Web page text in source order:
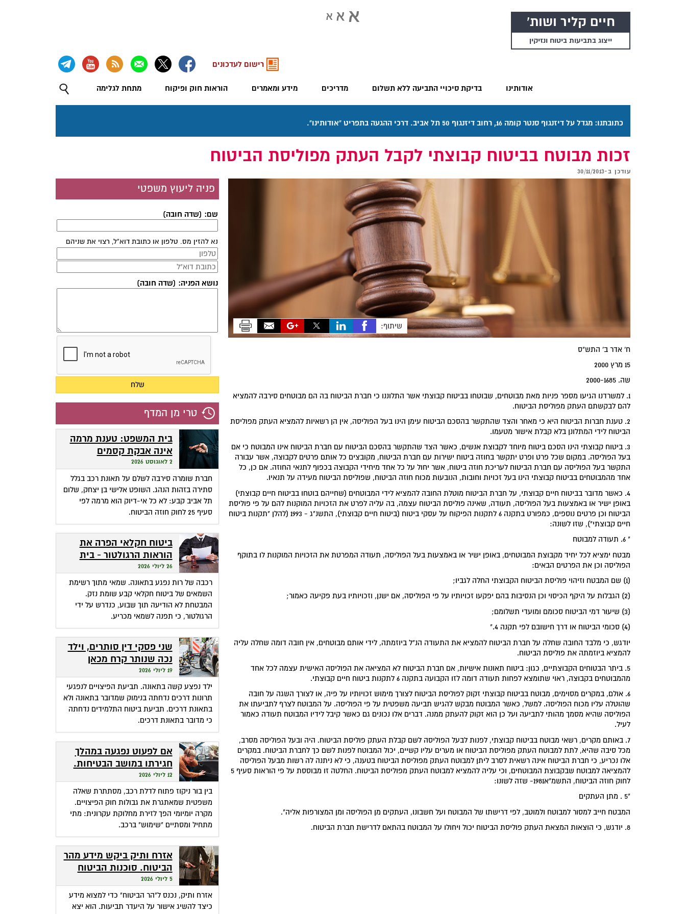
חיים קליר ושות'
ייצוג בתביעות ביטוח ונזיקין
אודותינו בדיקת סיכויי התביעה ללא תשלום מדריכים מידע ומאמרים הוראות חוק ופיקוח מתחת לגלימה
רישום לעדכונים
כתובתנו: מגדל על דיזנגוף סנטר קומה 16, רחוב דיזנגוף 50 תל אביב. דרכי ההגעה בתפריט "אודותינו".
זכות מבוטח בביטוח קבוצתי לקבל העתק מפוליסת הביטוח
עודכן ב-30/11/2013
שיתוף:
ח' אדר ב' התש"ס
15 מרץ 2000
שה. 2000-1685
1. למשרדנו הגיעו מספר פניות מאת מבוטחים, שבוטחו בביטוח קבוצתי אשר התלוננו כי חברת הביטוח בה הם מבוטחים סירבה להמציא
להם לבקשתם העתק מפוליסת הביטוח.
2. טענת חברות הביטוח היא כי מאחר והצד שהתקשר בהסכם הביטוח עימן הינו בעל הפוליסה, אין הן רשאיות להמציא העתק מפוליסת
הביטוח לידי המתלונן בלא קבלת אישור מטעמו.
3. ביטוח קבוצתי הינו הסכם ביטוח מיוחד לקבוצת אנשים, כאשר הצד שהתקשר בהסכם הביטוח עם חברת הביטוח אינו המבוטח כי אם
בעל הפוליסה. במקום שכל פרט ופרט יתקשר בחוזה ביטוח ישירות עם חברת הביטוח, מקובצים כל אותם פרטים לקבוצה, אשר עבורה
התקשר בעל הפוליסה עם חברת הביטוח לעריכת חוזה ביטוח, אשר יחול על כל אחד מיחידי הקבוצה בכפוף לתנאי החוזה. אם כן, כל
אחד מהמבוטחים בביטוח קבוצתי הינו בעל זכויות וחובות, הנובעות מכוח חוזה הביטוח, שפוליסת הביטוח מעידה על תנאיו.
4. כאשר מדובר בביטוח חיים קבוצתי, על חברת הביטוח מוטלת החובה להמציא לידי המבוטחים (שחייהם בוטחו בביטוח חיים קבוצתי)
באופן ישיר או באמצעות בעל הפוליסה, תעודה, שאינה פוליסת הביטוח עצמה, בה עליה לפרט את הזכויות המוקנות להם על פי פוליסת
הביטוח וכן פרטים נוספים, כמפורט בתקנה 6 לתקנות הפיקוח על עסקי ביטוח (ביטוח חיים קבוצתי), התשנ"ג - 1993 (להלן "תקנות ביטוח
חיים קבוצתי"), שזו לשונה:
" 6. תעודה למבוטח
מבטח ימציא לכל יחיד מקבוצת המבוטחים, באופן ישיר או באמצעות בעל הפוליסה, תעודה המפרטת את הזכויות המוקנות לו בתוקף
הפוליסה וכן את הפרטים הבאים:
(1) שם המבטח וזיהוי פוליסת הביטוח הקבוצתי החלה לגביו;
(2) הגבלות על היקף הכיסוי וכן הנסיבות בהם יפקעו זכויותיו על פי הפוליסה, אם ישנן, וזכויותיו בעת פקיעה כאמור;
(3) שיעור דמי הביטוח סכומם ומועדי תשלומם;
(4) סכומי הביטוח או דרך חישובם לפי תקנה 4."
יודגש, כי מלבד החובה שחלה על חברת הביטוח להמציא את התעודה הנ"ל ביוזמתה, לידי אותם מבוטחים, אין חובה דומה שחלה עליה
להמציא ביוזמתה את פוליסת הביטוח.
5. ביתר הבטוחים הקבוצתיים, כגון: ביטוח תאונות אישיות, אם חברת הביטוח לא המציאה את הפוליסה האישית עצמה לכל אחד
מהמבוטחים בקבוצה, ראוי שתומצא לפחות תעודה דומה לזו הקבועה בתקנה 6 לתקנות ביטוח חיים קבוצתי.
6. אולם, במקרים מסוימים, מבוטח בביטוח קבוצתי זקוק לפוליסת הביטוח לצורך מימוש זכויותיו על פיה, או לצורך השגה על חובה
שהוטלה עליו מכוח הפוליסה. למשל, כאשר המבוטח מבקש להגיש תביעה משפטית על פי הפוליסה. על המבוטח לצרף לתביעתו את
הפוליסה שהיא מסמך מהותי לתביעה ועל כן הוא זקוק להעתק ממנה. דברים אלו נכונים גם כאשר קיבל לידיו המבוטח תעודה כאמור
לעיל.
7. באותם מקרים, רשאי מבוטח בביטוח קבוצתי, לפנות לבעל הפוליסה לשם קבלת העתק פוליסת הביטוח. היה ובעל הפוליסה מסרב,
מכל סיבה שהיא, לתת למבוטח העתק מפוליסת הביטוח או מערים עליו קשיים, יכול המבוטח לפנות לשם כך לחברת הביטוח. במקרים
אלו נכריע, כי חברת הביטוח אינה רשאית לסרב ליתן למבוטח העתק מפוליסת הביטוח בטענה, כי לא ניתנה לה רשות מבעל הפוליסה
להמציאה למבוטח שבקבוצת המבוטחים, וכי עליה להמציא למבוטח העתק מפוליסת הביטוח. החלטה זו מבוססת על פי הוראות סעיף 5
לחוק חוזה הביטוח, התשמ"א1981- שזה לשונו:
"5 . מתן העתקים
המבטח חייב למסור למבוטח ולמוטב, לפי דרישתו של המבוטח ועל חשבונו, העתקים מן הפוליסה ומן המצורפות אליה".
8. יודגש, כי הוצאות המצאת העתק פוליסת הביטוח יכול ויחולו על המבוטח בהתאם לדרישת חברת הביטוח.
פניה ליעוץ משפטי
שם: (שדה חובה)
נא להזין מס. טלפון או כתובת דוא"ל, רצוי את שניהם
נושא הפניה: (שדה חובה)
טרי מן המדף
בית המשפט: טענת מרמה
אינה אבקת קסמים
שהופכת אי-דיוק לפטור
מתשלום
2 לאוגוסט 2026
חברת שומרה סירבה לשלם על תאונת רכב בגלל
סתירה בזהות הנהג. השופט אלישי בן יצחק, שלום
תל אביב קבע: לא כל אי-דיוק הוא מרמה לפי
סעיף 25 לחוק חוזה הביטוח.
ביטוח חקלאי הפרה את
הוראות הרגולטור - בית
המשפט חילץ אותה
26 ליולי 2026
רכבה של רות נפגע בתאונה. שמאי מתוך רשימת
השמאים של ביטוח חקלאי קבע שומת נזק.
המבטחת לא הודיעה תוך שבוע, כנדרש על ידי
הרגולטור, כי תפנה לשמאי מכריע.
שני פסקי דין סותרים, וילד
נכה שנותר קרח מכאן
ומכאן
19 ליולי 2026
ילד נפצע קשה בתאונה. תביעת הפיצויים לנפגעי
תרונות דרכים נדחתה בנימוק שמדובר בתאונה ולא
בתאונת דרכים. תביעת ביטוח התלמידים נדחתה
כי מדובר בתאונת דרכים.
אם לפעוט נפגעה במהלך
חגירתו במושב הבטיחות.
האם זכאית לפיצויים?
12 ליולי 2026
בין בור ניקוז פתוח לדלת רכב, מסתתרת שאלה
משפטית שמאתגרת את גבולות חוק הפיצויים.
מקרה יומיומי הפך לזירת מחלוקת עקרונית: מתי
מתחיל ומסתיים "שימוש" ברכב.
אזרח ותיק ביקש מידע מהר
הביטוח. סוכנות הביטוח
גבתה מחשבונו פרמיות
5 ליולי 2026
אזרח ותיק, נכנס ל"הר הביטוח" כדי למצוא מידע
כיצד להשיג אישור על היעדר תביעות. הוא יצא